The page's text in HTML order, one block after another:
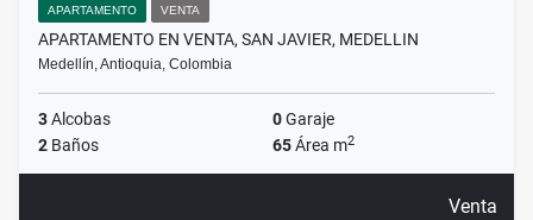
APARTAMENTO VENTA
APARTAMENTO EN VENTA, SAN JAVIER, MEDELLIN
Medellín, Antioquia, Colombia
3Alcobas 0Garaje
2 Baños 65Área m2
Venta